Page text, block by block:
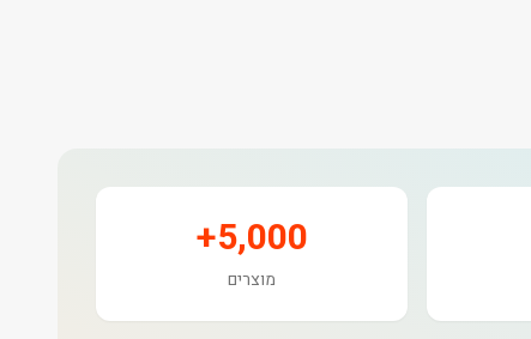
5,000+
מוצרים